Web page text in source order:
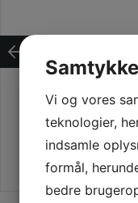
Vi og vores
teknologier,
indsamle
formål,
bedre